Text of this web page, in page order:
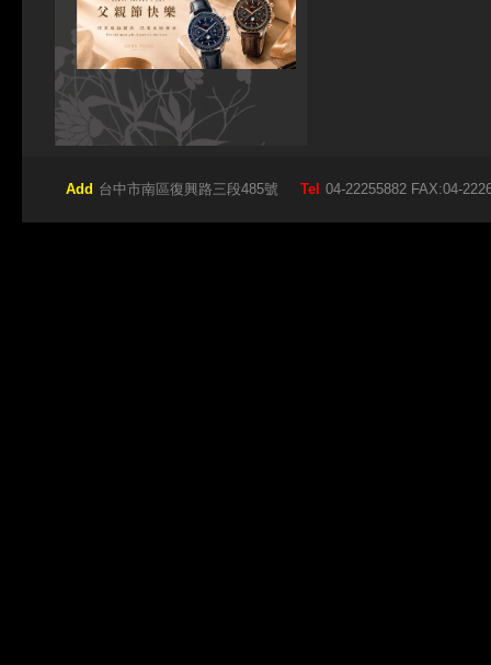
Add 台中市南區復興路三段485號 Tel 04-22255882 FAX:04-